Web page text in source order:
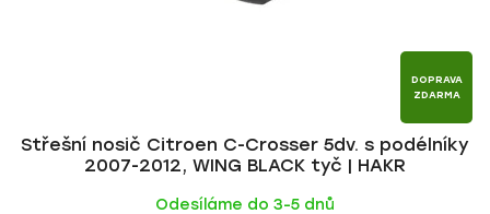
DOPRAVA
ZDARMA
Střešní nosič Citroen C-Crosser 5dv. s podélníky
2007-2012, WING BLACK tyč | HAKR
Odesíláme do 3-5 dnů